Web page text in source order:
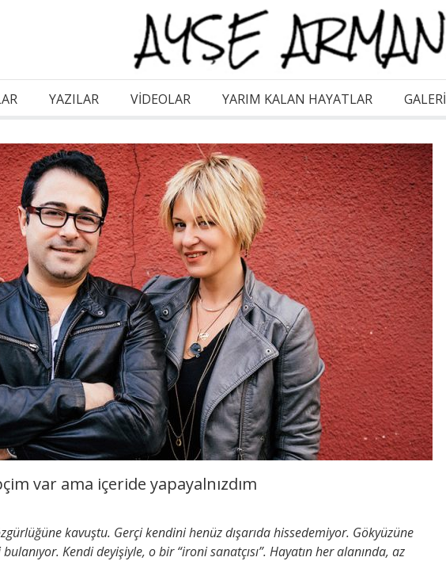
YAZILAR VİDEOLAR YARIM KALAN HAYATLAR GALERI
var ama içeride yapayalnızdım
kavuştu. Gerçi kendini henüz dışarıda hissedemiyor. Gökyüzüne
Kendi deyişiyle, o bir “ironi sanatçısı”. Hayatın her alanında, az